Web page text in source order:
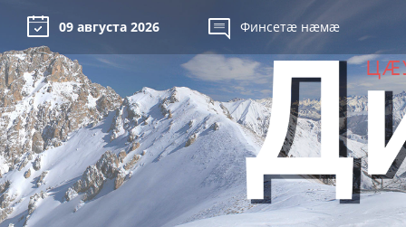
09 августа 2026 Финсетæ нæмæ